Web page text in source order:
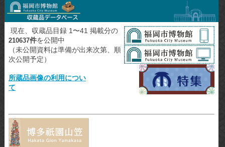
現在、収蔵品目録 1〜41 掲載分の
210637件を公開中
（未公開資料は準備が出来次第、順
次公開予定）
所蔵品画像の利用につい
て